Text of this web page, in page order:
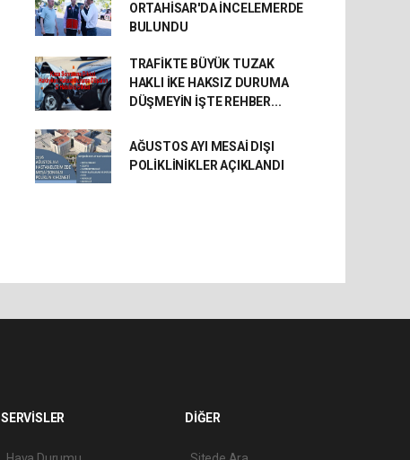
ORTAHİSAR'DA İNCELEMERDE
BULUNDU
TRAFİKTE BÜYÜK TUZAK
HAKLI İKE HAKSIZ DURUMA
DÜŞMEYİN İŞTE REHBER...
AĞUSTOS AYI MESAİ DIŞI
POLİKLİNİKLER AÇIKLANDI
SERVİSLER DİĞER